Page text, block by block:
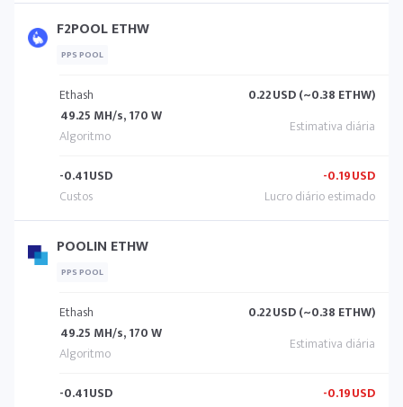
F2POOL ETHW
PPS POOL
Ethash
49.25 MH/s, 170 W
0.22USD (~0.38 ETHW)
-0.41USD -0.19USD
POOLIN ETHW
PPS POOL
Ethash
49.25 MH/s, 170 W
0.22USD (~0.38 ETHW)
-0.41USD -0.19USD